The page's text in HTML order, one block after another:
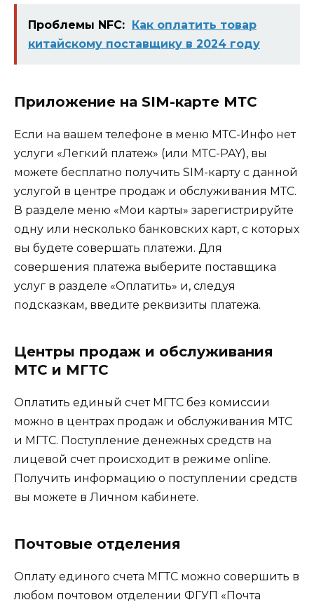
Проблемы NFC:
Как оплатить товар
китайскому поставщику в 2024 году
Приложение на SIM-карте МТС
Если на вашем телефоне в меню МТС-Инфо нет
услуги «Легкий платеж» (или МТС-PAY), вы
можете бесплатно получить SIM-карту с данной
услугой в центре продаж и обслуживания МТС.
В разделе меню «Мои карты» зарегистрируйте
одну или несколько банковских карт, с которых
вы будете совершать платежи. Для
совершения платежа выберите поставщика
услуг в разделе «Оплатить» и, следуя
подсказкам, введите реквизиты платежа.
Центры продаж и обслуживания
МТС и МГТС
Оплатить единый счет МГТС без комиссии
можно в центрах продаж и обслуживания МТС
и МГТС. Поступление денежных средств на
лицевой счет происходит в режиме online.
Получить информацию о поступлении средств
вы можете в Личном кабинете.
Почтовые отделения
Оплату единого счета МГТС можно совершить в
любом почтовом отделении ФГУП «Почта